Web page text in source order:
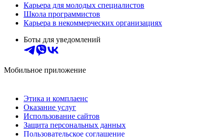
Карьера для молодых специалистов
Школа программистов
Карьера в некоммерческих организациях
Боты для уведомлений
Мобильное приложение
Этика и комплаенс
Оказание услуг
Использование сайтов
Защита персональных данных
Пользовательское соглашение